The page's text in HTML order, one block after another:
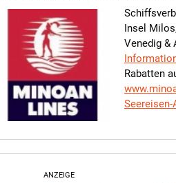
Insel
Venedig &
Rabatten
Seereisen-
ANZEIGE